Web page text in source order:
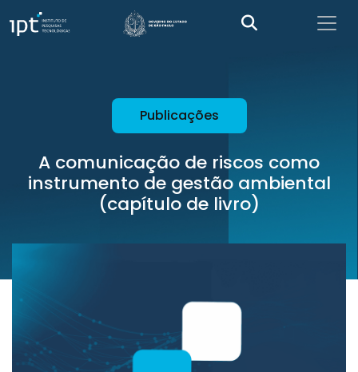
Publicações
A comunicação de riscos como
instrumento de gestão ambiental
(capítulo de livro)